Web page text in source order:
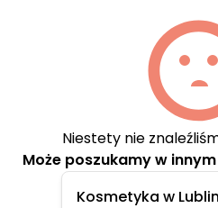
Niestety nie
Może poszukamy w
Kosmetyka w